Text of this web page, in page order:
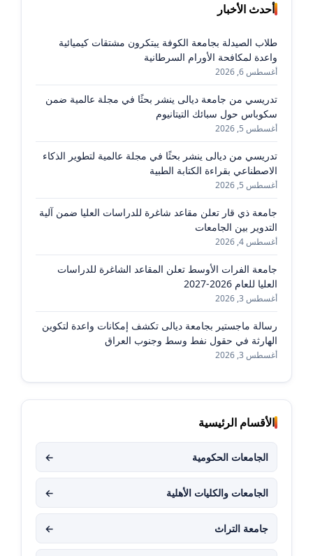
أحدث الأخبار
طلاب الصيدلة بجامعة الكوفة يبتكرون مشتقات كيميائية
واعدة لمكافحة الأورام السرطانية
أغسطس 6, 2026
تدريسي من جامعة ديالى ينشر بحثًا في مجلة عالمية ضمن
سكوباس حول سبائك التيتانيوم
أغسطس 5, 2026
تدريسي من ديالى ينشر بحثًا في مجلة عالمية لتطوير الذكاء
الاصطناعي بقراءة الكتابة الطبية
أغسطس 5, 2026
جامعة ذي قار تعلن مقاعد شاغرة للدراسات العليا ضمن آلية
التدوير بين الجامعات
أغسطس 4, 2026
جامعة الفرات الأوسط تعلن المقاعد الشاغرة للدراسات
العليا للعام 2026-2027
أغسطس 3, 2026
رسالة ماجستير بجامعة ديالى تكشف إمكانات واعدة لتكوين
الهارثة في حقول نفط وسط وجنوب العراق
أغسطس 3, 2026
الأقسام الرئيسية
الجامعات الحكومية ←
الجامعات والكليات الأهلية ←
جامعة التراث ←